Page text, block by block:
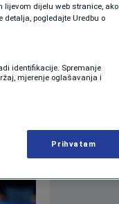
dijelu web stranice, ako
pogledajte Uredbu o
identifikacije. Spremanje
mjerenje oglašavanja i
Prihvatam